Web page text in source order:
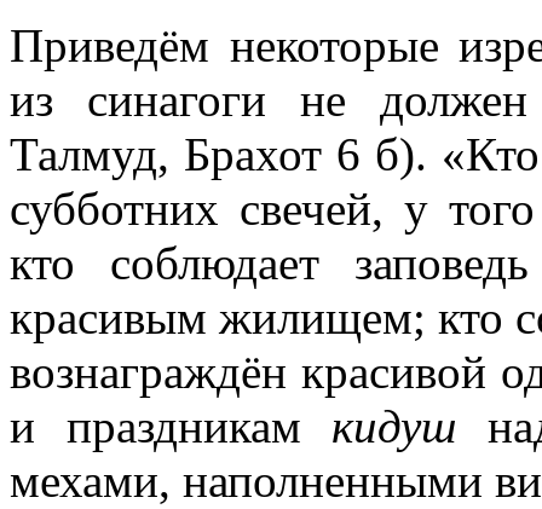
Приведём некоторые
из синагоги не
Талмуд, Брахот 6 б).
субботних свечей, у
кто соблюдает
красивым жилищем; кто
вознаграждён красивой
и праздникам кидуш
мехами, наполненными